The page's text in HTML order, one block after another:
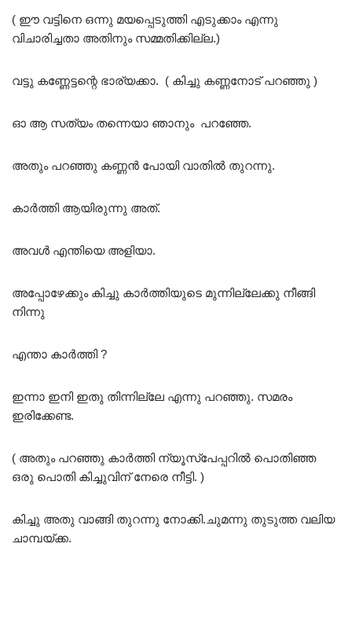
( ഈ വട്ടിനെ ഒന്നു മയപ്പെടുത്തി എടുക്കാം എന്നു
വിചാരിച്ചതാ അതിനും സമ്മതിക്കില്ല.)
വട്ടു കണ്ണേട്ടന്റെ ഭാര്യക്കാ. ( കിച്ചു കണ്ണനോട് പറഞ്ഞു )
ഓ ആ സത്യം തന്നെയാ ഞാനും പറഞ്ഞേ.
അതും പറഞ്ഞു കണ്ണൻ പോയി വാതിൽ തുറന്നു.
കാർത്തി ആയിരുന്നു അത്.
അവൾ എന്തിയെ അളിയാ.
അപ്പോഴേക്കും കിച്ചു കാർത്തിയുടെ മുന്നില്ലേക്കു നീങ്ങി
നിന്നു
എന്താ കാർത്തി ?
ഇന്നാ ഇനി ഇതു തിന്നില്ലേ എന്നു പറഞ്ഞു. സമരം
ഇരിക്കേണ്ട.
( അതും പറഞ്ഞു കാർത്തി ന്യൂസ്‌പേപ്പറിൽ പൊതിഞ്ഞ
ഒരു പൊതി കിച്ചുവിന് നേരെ നീട്ടി. )
കിച്ചു അതു വാങ്ങി തുറന്നു നോക്കി.ചുമന്നു തുടുത്ത വലിയ
ചാമ്പയ്ക്ക.